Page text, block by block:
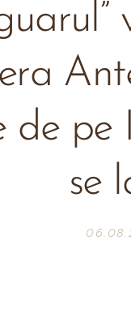
de pe
se